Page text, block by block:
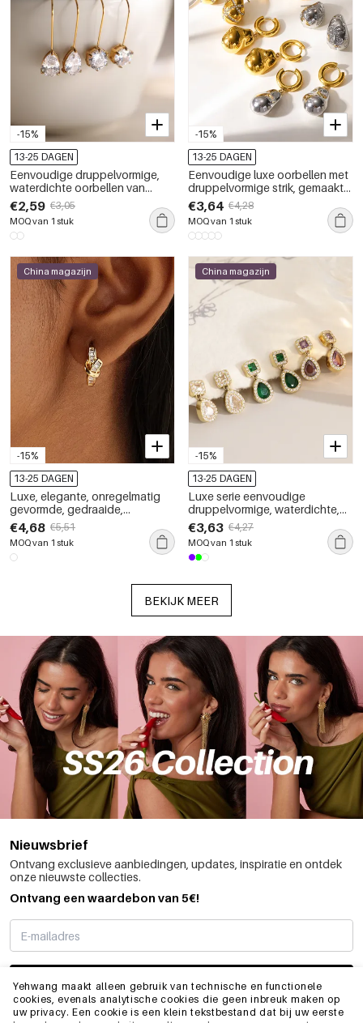
Yehwang maakt alleen gebruik van technische en functionele
cookies, evenals analytische cookies die geen inbreuk maken op
uw privacy. Een cookie is een klein tekstbestand dat bij uw eerste
-15%
13-25 DAGEN
Eenvoudige druppelvormige,
waterdichte oorbellen van
roestvrij staal met goudkleurige
zirkonia voor dames.
€2,59 €3,05
MOQ van 1 stuk
-15%
13-25 DAGEN
Eenvoudige luxe oorbellen met
druppelvormige strik, gemaakt
van roestvrij staal, waterdicht en
met goudkleurige zirkonia.
€3,64 €4,28
MOQ van 1 stuk
-15%
China magazijn
13-25 DAGEN
Luxe, elegante, onregelmatig
gevormde, gedraaide,
waterdichte, goudkleurige
oorringen met zirkonia voor
dames.
€4,68 €5,51
MOQ van 1 stuk
-15%
China magazijn
13-25 DAGEN
Luxe serie eenvoudige
druppelvormige, waterdichte,
roestvrijstalen, goudkleurige
oorbellen met strass-steentjes
en zirkonia voor dames.
€3,63 €4,27
MOQ van 1 stuk
BEKIJK MEER
Nieuwsbrief
Ontvang exclusieve aanbiedingen, updates, inspiratie en ontdek
onze nieuwste collecties.
Ontvang een waardebon van 5€!
SCHRIJF ME IN